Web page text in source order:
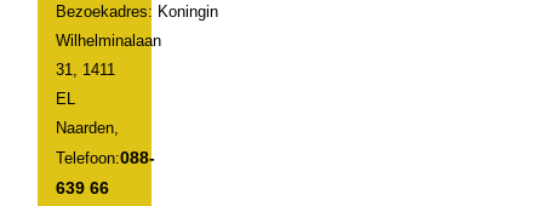
Bezoekadres: Koningin
Wilhelminalaan
31, 1411
EL
Naarden,
Telefoon:088-
639 66